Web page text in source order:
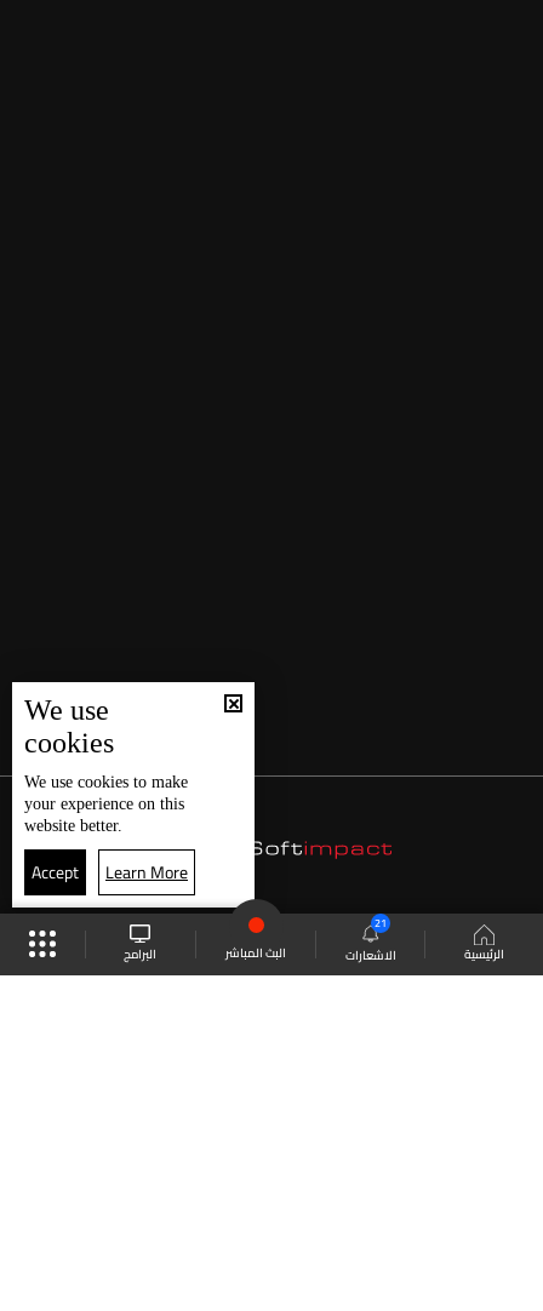
الرئيسية الاشعارات
21
البث المباشر البرامج
We use
cookies
We use cookies to make
your experience on this
website better.
Accept Learn More
موقع البرامج الجدول البث المباشر